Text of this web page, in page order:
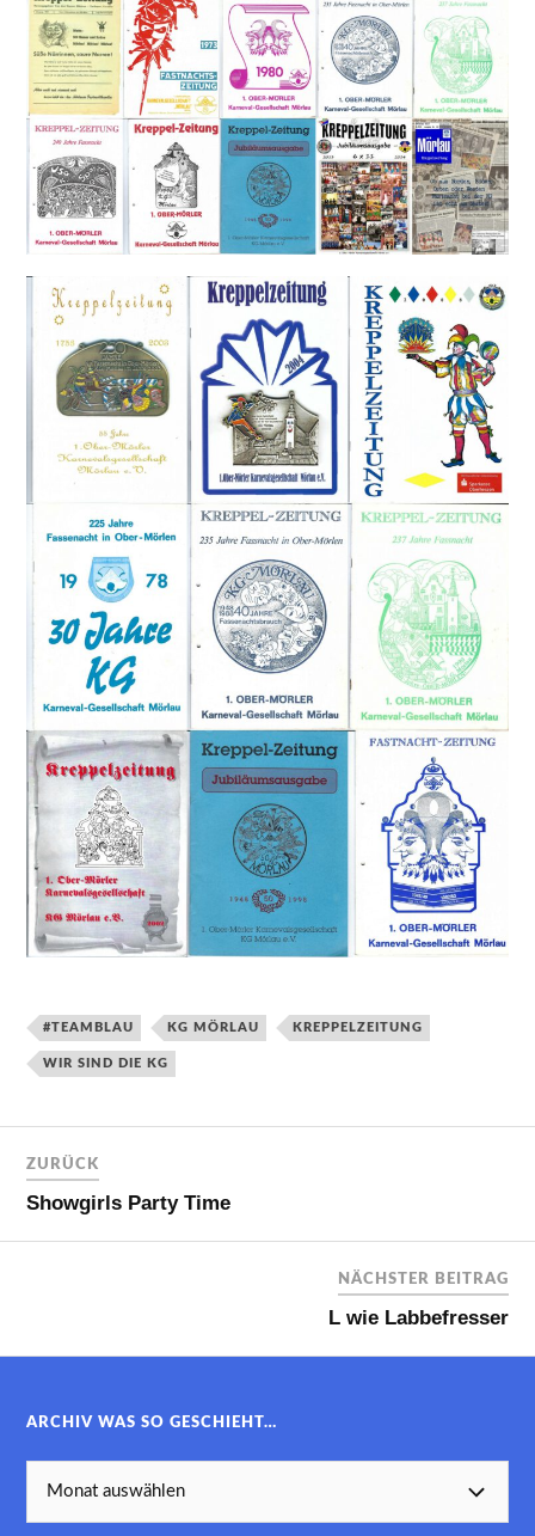
#TEAMBLAU KG MÖRLAU KREPPELZEITUNG
WIR SIND DIE KG
ZURÜCK
Showgirls Party Time
NÄCHSTER BEITRAG
L wie Labbefresser
ARCHIV WAS SO GESCHIEHT…